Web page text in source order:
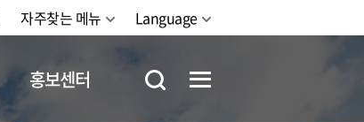
자주찾는 메뉴 Language
홍보센터